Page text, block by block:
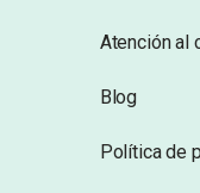
Atención al
Blog
Política de